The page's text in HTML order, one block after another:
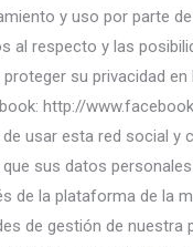
y uso por parte
al respecto y las
su privacidad en
http://
usar esta red social y
sus datos
de la plataforma de la
de gestión de nuestra